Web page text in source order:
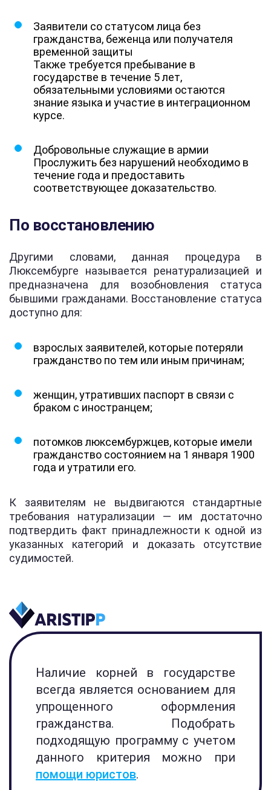
Заявители со статусом лица без
гражданства, беженца или получателя
временной защиты
Также требуется пребывание в
государстве в течение 5 лет,
обязательными условиями остаются
знание языка и участие в интеграционном
курсе.
Добровольные служащие в армии
Прослужить без нарушений необходимо в
течение года и предоставить
соответствующее доказательство.
По восстановлению
Другими словами, данная процедура в
Люксембурге называется ренатурализацией и
предназначена для возобновления статуса
бывшими гражданами. Восстановление статуса
доступно для:
взрослых заявителей, которые потеряли
гражданство по тем или иным причинам;
женщин, утративших паспорт в связи с
браком с иностранцем;
потомков люксембуржцев, которые имели
гражданство состоянием на 1 января 1900
года и утратили его.
К заявителям не выдвигаются стандартные
требования натурализации — им достаточно
подтвердить факт принадлежности к одной из
указанных категорий и доказать отсутствие
судимостей.
Наличие корней в государстве
всегда является основанием для
упрощенного оформления
гражданства. Подобрать
подходящую программу с учетом
данного критерия можно при
помощи юристов.